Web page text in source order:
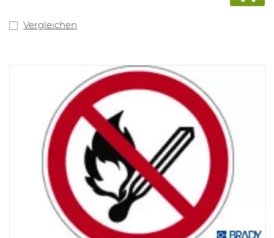
Vergleichen